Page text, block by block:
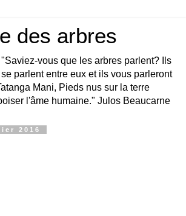
des arbres
vous que les arbres parlent? Ils
se parlent entre eux et ils vous parleront
Mani, Pieds nus sur la terre
l'âme humaine." Julos Beaucarne
2016